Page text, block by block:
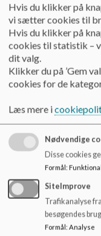
Provstegårdskolen
tryghed, engagement
forældre og
en optimal læring og
Vi har den holdning,
dybde og ansvar i
sigt giver den enkelte
ansvarlig borger.
Provstegårdskolen
udbytte højt og
hverdag samt sikrer
fagligt og personligt.
Faglighed og empati
enkelte og
der giver såvel
personlig udvikling,
Hvis du klikker på
vi sætter cookies til
Hvis du klikker på
cookies til statistik –
dit valg.
Klikker du på ’Gem
cookies for de
Læs mere i
Nødvendige
Disse cookies
Formål:
SiteImprove
Trafikanalyse
besøgendes
Formål: Analyse